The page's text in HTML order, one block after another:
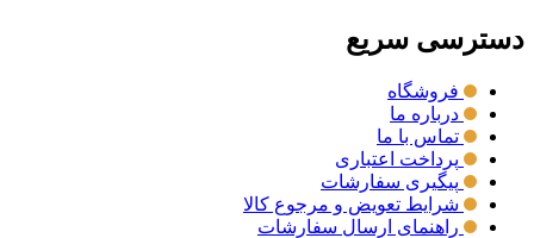
دسترسی سریع
فروشگاه
درباره ما
تماس با ما
پرداخت اعتباری
پیگیری سفارشات
شرایط تعویض و مرجوع کالا
راهنمای ارسال سفارشات